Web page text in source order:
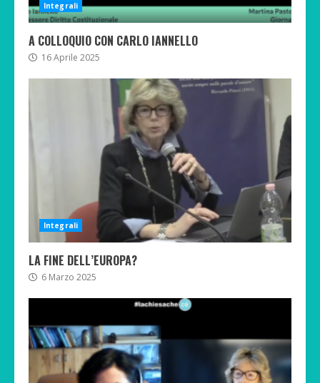
Integrali
A COLLOQUIO CON CARLO IANNELLO
16 Aprile 2025
Integrali
LA FINE DELL’EUROPA?
6 Marzo 2025